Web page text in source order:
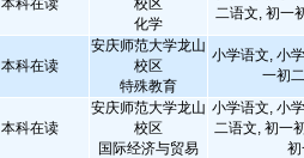
本科在读
校区
化学
二语文, 初一
本科在读
安庆师范大学龙山
校区
特殊教育
小学语文, 小
一初
本科在读
安庆师范大学龙山
校区
国际经济与贸易
小学语文, 小
二语文, 初一